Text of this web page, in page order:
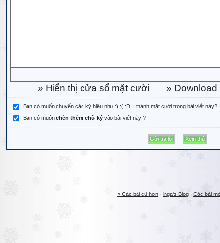
» Hiển thị cửa sổ mặt cười » Download
Bạn có muốn chuyển các ký hiệu như :) :( :D ...thành mặt cười trong bài viết này?
Bạn có muốn chèn thêm chữ ký vào bài viết này ?
« Các bài cũ hơn · inga's Blog · Các bài